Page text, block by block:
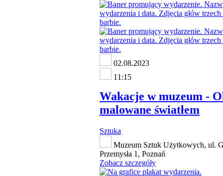
02.08.2023
11:15
Wakacje w muzeum -
malowane światłem
Sztuka
Muzeum Sztuk Użytkowych, ul.
Przemysła 1, Poznań
Zobacz szczegóły